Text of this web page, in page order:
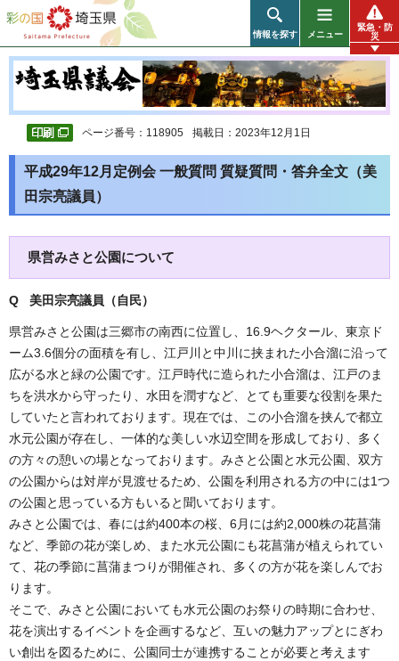
彩の国 埼玉県
情報を探す メニュー
緊急・防
災
ページ番号：118905 掲載日：2023年12月1日
平成29年12月定例会 一般質問 質疑質問・答弁全文（美
田宗亮議員）
県営みさと公園について
Q 美田宗亮議員（自民）
県営みさと公園は三郷市の南西に位置し、16.9ヘクタール、東京ド
ーム3.6個分の面積を有し、江戸川と中川に挟まれた小合溜に沿って
広がる水と緑の公園です。江戸時代に造られた小合溜は、江戸のま
ちを洪水から守ったり、水田を潤すなど、とても重要な役割を果た
していたと言われております。現在では、この小合溜を挟んで都立
水元公園が存在し、一体的な美しい水辺空間を形成しており、多く
の方々の憩いの場となっております。みさと公園と水元公園、双方
の公園からは対岸が見渡せるため、公園を利用される方の中には1つ
の公園と思っている方もいると聞いております。
みさと公園では、春には約400本の桜、6月には約2,000株の花菖蒲
など、季節の花が楽しめ、また水元公園にも花菖蒲が植えられてい
て、花の季節に菖蒲まつりが開催され、多くの方が花を楽しんでお
ります。
そこで、みさと公園においても水元公園のお祭りの時期に合わせ、
花を演出するイベントを企画するなど、互いの魅力アップとにぎわ
い創出を図るために、公園同士が連携することが必要と考えます